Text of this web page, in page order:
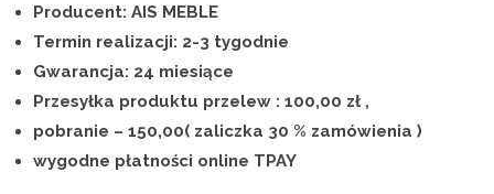
od
4
350,00 zł
do
Producent: AIS MEBLE
Termin realizacji: 2-3 tygodnie
Gwarancja: 24 miesiące
Przesyłka produktu przelew : 100,00 zł ,
pobranie – 150,00( zaliczka 30 % zamówienia )
wygodne płatności online TPAY